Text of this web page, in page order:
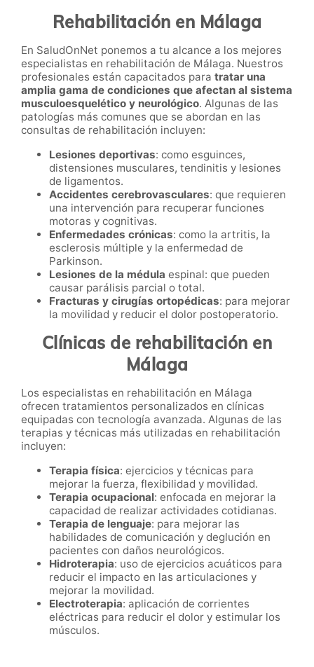
Rehabilitación en Málaga
En SaludOnNet ponemos a tu alcance a los mejores
especialistas en rehabilitación de Málaga. Nuestros
profesionales están capacitados para tratar una
amplia gama de condiciones que afectan al sistema
musculoesquelético y neurológico. Algunas de las
patologías más comunes que se abordan en las
consultas de rehabilitación incluyen:
Lesiones deportivas: como esguinces,
distensiones musculares, tendinitis y lesiones
de ligamentos.
Accidentes cerebrovasculares: que requieren
una intervención para recuperar funciones
motoras y cognitivas.
Enfermedades crónicas: como la artritis, la
esclerosis múltiple y la enfermedad de
Parkinson.
Lesiones de la médula espinal: que pueden
causar parálisis parcial o total.
Fracturas y cirugías ortopédicas: para mejorar
la movilidad y reducir el dolor postoperatorio.
Clínicas de rehabilitación en
Málaga
Los especialistas en rehabilitación en Málaga
ofrecen tratamientos personalizados en clínicas
equipadas con tecnología avanzada. Algunas de las
terapias y técnicas más utilizadas en rehabilitación
incluyen:
Terapia física: ejercicios y técnicas para
mejorar la fuerza, flexibilidad y movilidad.
Terapia ocupacional: enfocada en mejorar la
capacidad de realizar actividades cotidianas.
Terapia de lenguaje: para mejorar las
habilidades de comunicación y deglución en
pacientes con daños neurológicos.
Hidroterapia: uso de ejercicios acuáticos para
reducir el impacto en las articulaciones y
mejorar la movilidad.
Electroterapia: aplicación de corrientes
eléctricas para reducir el dolor y estimular los
músculos.